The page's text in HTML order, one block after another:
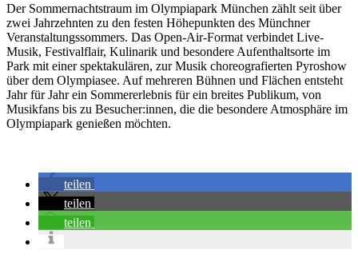
Der Sommernachtstraum im Olympiapark München zählt seit über
zwei Jahrzehnten zu den festen Höhepunkten des Münchner
Veranstaltungssommers. Das Open-Air-Format verbindet Live-
Musik, Festivalflair, Kulinarik und besondere Aufenthaltsorte im
Park mit einer spektakulären, zur Musik choreografierten Pyroshow
über dem Olympiasee. Auf mehreren Bühnen und Flächen entsteht
Jahr für Jahr ein Sommererlebnis für ein breites Publikum, von
Musikfans bis zu Besucher:innen, die die besondere Atmosphäre im
Olympiapark genießen möchten.
teilen
teilen
teilen